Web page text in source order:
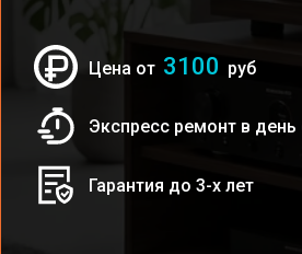
Цена от 3100 руб
Экспресс ремонт в
Гарантия до 3-х лет